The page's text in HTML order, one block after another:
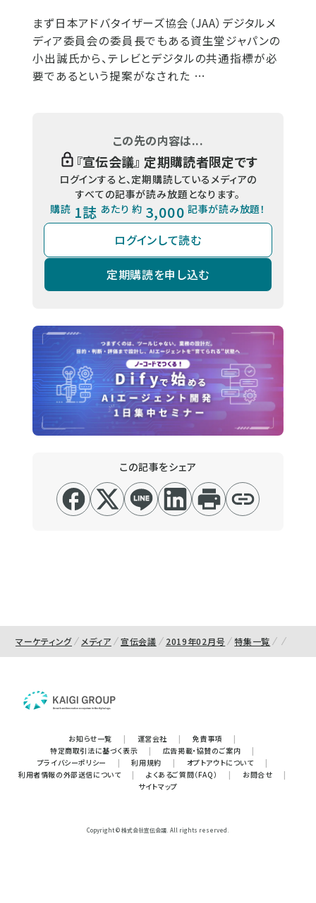
まず日本アドバタイザーズ協会（JAA）デジタルメ
ディア委員会の委員長でもある資生堂ジャパンの
小出誠氏から、テレビとデジタルの共通指標が必
要であるという提案がなされた …
この先の内容は...
『宣伝会議』 定期購読者限定です
ログインすると、定期購読しているメディアの
すべての記事が読み放題となります。
購読 1誌 あたり 約 3,000 記事が読み放題！
ログインして読む
定期購読を申し込む
この記事をシェア
マーケティング メディア 宣伝会議 2019年02月号 特集一覧
お知らせ一覧 | 運営会社 | 免責事項
|
特定商取引法に基づく表示
| 広告掲載・協賛のご案内
|
プライバシーポリシー
| 利用規約 | オプトアウトについて
|
利用者情報の外部送信について
| よくあるご質問（FAQ） | お問合せ
|
サイトマップ
Copyright © 株式会社宣伝会議. All rights reserved.